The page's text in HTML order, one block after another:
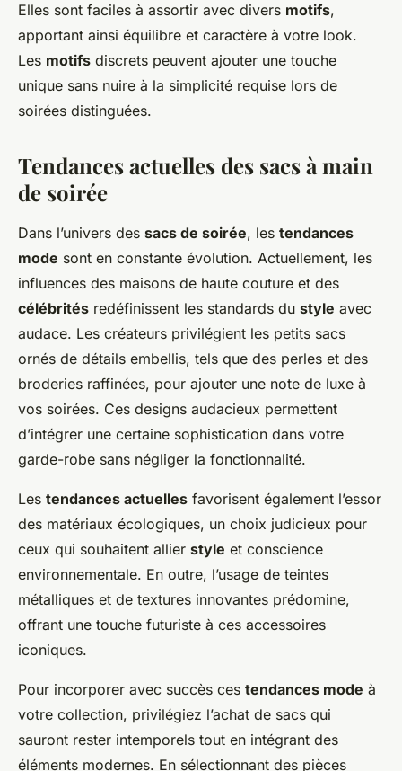
Elles sont faciles à assortir avec divers motifs,
apportant ainsi équilibre et caractère à votre look.
Les motifs discrets peuvent ajouter une touche
unique sans nuire à la simplicité requise lors de
soirées distinguées.
Tendances actuelles des sacs à main
de soirée
Dans l’univers des sacs de soirée, les tendances
mode sont en constante évolution. Actuellement, les
influences des maisons de haute couture et des
célébrités redéfinissent les standards du style avec
audace. Les créateurs privilégient les petits sacs
ornés de détails embellis, tels que des perles et des
broderies raffinées, pour ajouter une note de luxe à
vos soirées. Ces designs audacieux permettent
d’intégrer une certaine sophistication dans votre
garde-robe sans négliger la fonctionnalité.
Les tendances actuelles favorisent également l’essor
des matériaux écologiques, un choix judicieux pour
ceux qui souhaitent allier style et conscience
environnementale. En outre, l’usage de teintes
métalliques et de textures innovantes prédomine,
offrant une touche futuriste à ces accessoires
iconiques.
Pour incorporer avec succès ces tendances mode à
votre collection, privilégiez l’achat de sacs qui
sauront rester intemporels tout en intégrant des
éléments modernes. En sélectionnant des pièces